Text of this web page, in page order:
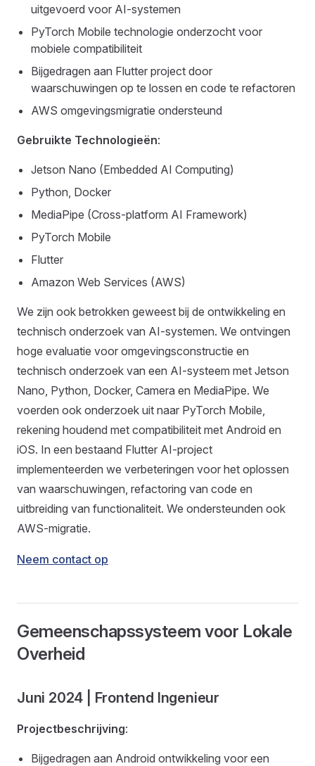
uitgevoerd voor AI-systemen
PyTorch Mobile technologie onderzocht voor
mobiele compatibiliteit
Bijgedragen aan Flutter project door
waarschuwingen op te lossen en code te refactoren
AWS omgevingsmigratie ondersteund
Gebruikte Technologieën:
Jetson Nano (Embedded AI Computing)
Python, Docker
MediaPipe (Cross-platform AI Framework)
PyTorch Mobile
Flutter
Amazon Web Services (AWS)
We zijn ook betrokken geweest bij de ontwikkeling en
technisch onderzoek van AI-systemen. We ontvingen
hoge evaluatie voor omgevingsconstructie en
technisch onderzoek van een AI-systeem met Jetson
Nano, Python, Docker, Camera en MediaPipe. We
voerden ook onderzoek uit naar PyTorch Mobile,
rekening houdend met compatibiliteit met Android en
iOS. In een bestaand Flutter AI-project
implementeerden we verbeteringen voor het oplossen
van waarschuwingen, refactoring van code en
uitbreiding van functionaliteit. We ondersteunden ook
AWS-migratie.
Neem contact op
Gemeenschapssysteem voor Lokale
Overheid
Juni 2024 | Frontend Ingenieur
Projectbeschrijving:
Bijgedragen aan Android ontwikkeling voor een